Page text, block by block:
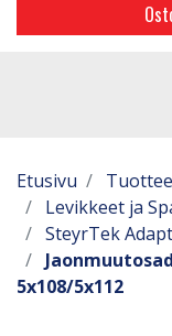
Etusivu
Levikkeet ja
SteyrTek
5x108/5x112